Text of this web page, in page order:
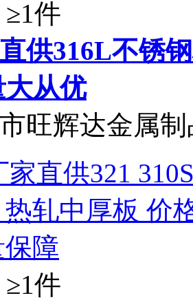
≥1件
供316L不锈
从优
旺辉达金属
≥1件